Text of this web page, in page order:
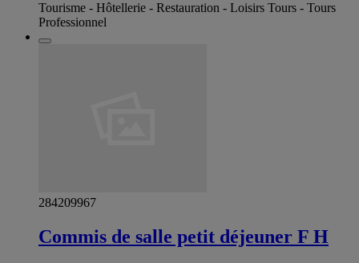
Tourisme - Hôtellerie - Restauration - Loisirs Tours - Tours
Professionnel
284209967
Commis de salle petit déjeuner F H